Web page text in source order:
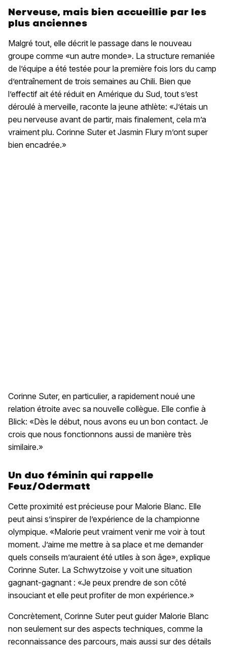
Nerveuse, mais bien accueillie par les
plus anciennes
Malgré tout, elle décrit le passage dans le nouveau
groupe comme «un autre monde». La structure remaniée
de l’équipe a été testée pour la première fois lors du camp
d’entraînement de trois semaines au Chili. Bien que
l’effectif ait été réduit en Amérique du Sud, tout s’est
déroulé à merveille, raconte la jeune athlète: «J’étais un
peu nerveuse avant de partir, mais finalement, cela m’a
vraiment plu. Corinne Suter et Jasmin Flury m’ont super
bien encadrée.»
Corinne Suter, en particulier, a rapidement noué une
relation étroite avec sa nouvelle collègue. Elle confie à
Blick: «Dès le début, nous avons eu un bon contact. Je
crois que nous fonctionnons aussi de manière très
similaire.»
Un duo féminin qui rappelle
Feuz/Odermatt
Cette proximité est précieuse pour Malorie Blanc. Elle
peut ainsi s’inspirer de l’expérience de la championne
olympique. «Malorie peut vraiment venir me voir à tout
moment. J’aime me mettre à sa place et me demander
quels conseils m’auraient été utiles à son âge», explique
Corinne Suter. La Schwytzoise y voit une situation
gagnant-gagnant : «Je peux prendre de son côté
insouciant et elle peut profiter de mon expérience.»
Concrètement, Corinne Suter peut guider Malorie Blanc
non seulement sur des aspects techniques, comme la
reconnaissance des parcours, mais aussi sur des détails